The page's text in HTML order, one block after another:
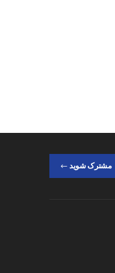
مشترک شوید